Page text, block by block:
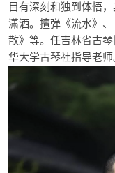
目有深刻和独到体悟
潇洒。擅弹《流水》
散》等。任吉林省古
华大学古琴社指导老师